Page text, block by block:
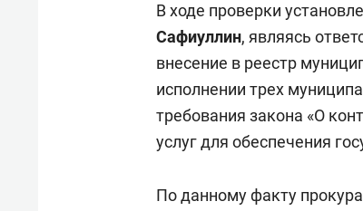
В ходе проверки
Сафиуллин, являясь
внесение в реестр
исполнении трех
требования закона «О
услуг для обеспечения
По данному факту
комфорта под Казанью